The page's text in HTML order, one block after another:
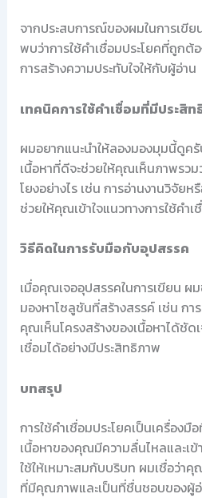
จากประสบการณ์ของผมในการเขี
พบว่าการใช้คำเชื่อมประโยคที่ถูก
การสร้างความประทับใจให้กับผู้อ่าน
เทคนิคการใช้คำเชื่อมที่มีประสิท
ผมอยากแนะนำให้ลองมองมุมนี้ดูครั
เนื้อหาที่ดีจะช่วยให้คุณเห็นภาพรวม
โยงอย่างไร เช่น การอ่านงานวิจัย
ช่วยให้คุณเข้าใจแนวทางการใช้คำ
วิธีคิดในการรับมือกับอุปสรรค
เมื่อคุณเจออุปสรรคในการเขียน ผ
มองหาโซลูชันที่สร้างสรรค์ เช่น กา
คุณเห็นโครงสร้างของเนื้อหาได้ชัด
เชื่อมได้อย่างมีประสิทธิภาพ
บทสรุป
การใช้คำเชื่อมประโยคเป็นเครื่องมื
เนื้อหาของคุณมีความลื่นไหลและเ
ใช้ให้เหมาะสมกับบริบท ผมเชื่อว่าคุ
ที่มีคุณภาพและเป็นที่ชื่นชอบของผู้